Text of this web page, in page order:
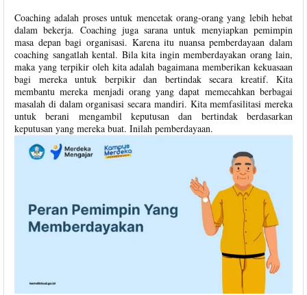
Coaching adalah proses untuk mencetak orang-orang yang lebih hebat
dalam bekerja. Coaching juga sarana untuk menyiapkan pemimpin
masa depan bagi organisasi. Karena itu nuansa pemberdayaan dalam
coaching sangatlah kental. Bila kita ingin memberdayakan orang lain,
maka yang terpikir oleh kita adalah bagaimana memberikan kekuasaan
bagi mereka untuk berpikir dan bertindak secara kreatif. Kita
membantu mereka menjadi orang yang dapat memecahkan berbagai
masalah di dalam organisasi secara mandiri. Kita memfasilitasi mereka
untuk berani mengambil keputusan dan bertindak berdasarkan
keputusan yang mereka buat. Inilah pemberdayaan.